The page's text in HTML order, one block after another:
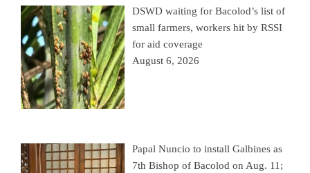
DSWD waiting for Bacolod’s list of
small farmers, workers hit by RSSI
for aid coverage
August 6, 2026
Papal Nuncio to install Galbines as
7th Bishop of Bacolod on Aug. 11;